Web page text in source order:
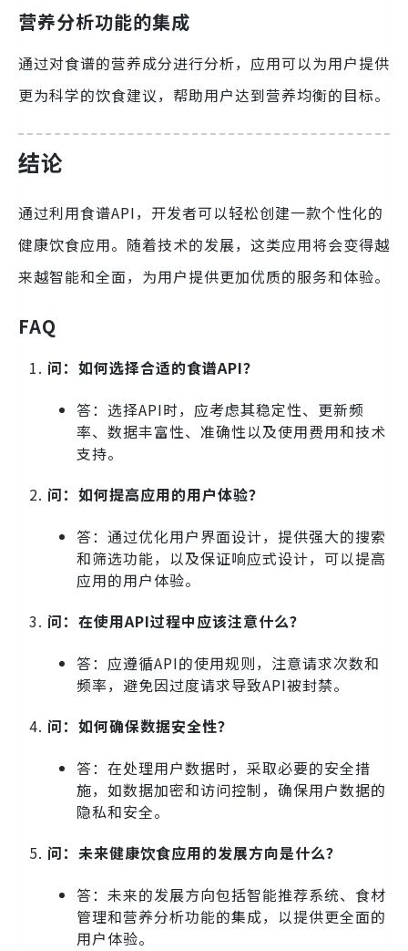
营养分析功能的集成
通过对食谱的营养成分进行分析，应用可以为用户提供
更为科学的饮食建议，帮助用户达到营养均衡的目标。
结论
通过利用食谱API，开发者可以轻松创建一款个性化的
健康饮食应用。随着技术的发展，这类应用将会变得越
来越智能和全面，为用户提供更加优质的服务和体验。
FAQ
问：如何选择合适的食谱API？
答：选择API时，应考虑其稳定性、更新频
率、数据丰富性、准确性以及使用费用和技术
支持。
问：如何提高应用的用户体验？
答：通过优化用户界面设计，提供强大的搜索
和筛选功能，以及保证响应式设计，可以提高
应用的用户体验。
问：在使用API过程中应该注意什么？
答：应遵循API的使用规则，注意请求次数和
频率，避免因过度请求导致API被封禁。
问：如何确保数据安全性？
答：在处理用户数据时，采取必要的安全措
施，如数据加密和访问控制，确保用户数据的
隐私和安全。
问：未来健康饮食应用的发展方向是什么？
答：未来的发展方向包括智能推荐系统、食材
管理和营养分析功能的集成，以提供更全面的
用户体验。